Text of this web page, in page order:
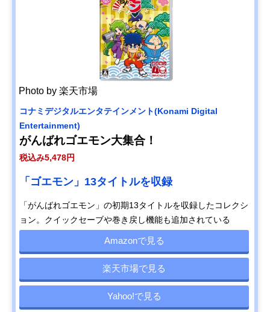
ドエンタテ
インメント
Back to the
Dawn~ブレ
アニマル・
物語
Amazonで
見る
ブロッコリ
ー
(BROCCOLI
) エトランジ
ュ オーヴァ
の令嬢、地
獄を往く
見る
ア・エニッ
クス
(SQUARE
ENIX) ドラ
ゴンクエス
ト Ⅶ
Reimagined
クエ7』が現
代的に再構
築
スティング
ドカポン3・
2・1 スーパ
「友情破
壊」ゲーム
の元祖が復
刻！
すごろく
RPG
税込み3,960
Photo by 楽天市場
コナミデジタルエンタテインメント(Konami Digital
Entertainment)
がんばれゴエモン大集合！
税込み5,478円
「ゴエモン」13タイトルを収録
「がんばれゴエモン」の初期13タイトルを収録したコレクシ
ョン。クイックセーブや巻き戻し機能も追加されている
Amazonで見る
楽天市場で見る
Yahoo!で見る